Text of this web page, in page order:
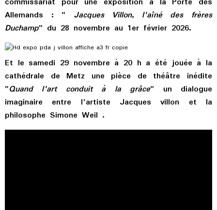
Allemands : " Jacques Villon, l'aîné des frères
Duchamp" du 28 novembre au 1er février 2026.
Et le samedi 29 novembre à 20 h a été jouée à la
cathédrale de Metz une pièce de théâtre inédite
"Quand l'art conduit à la grâce" un dialogue
imaginaire entre l'artiste Jacques villon et la
philosophe Simone Weil .